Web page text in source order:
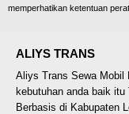
memperhatikan ketentuan
ALIYS TRANS
Aliys Trans Sewa Mobil
kebutuhan anda baik itu
Berbasis di Kabupaten